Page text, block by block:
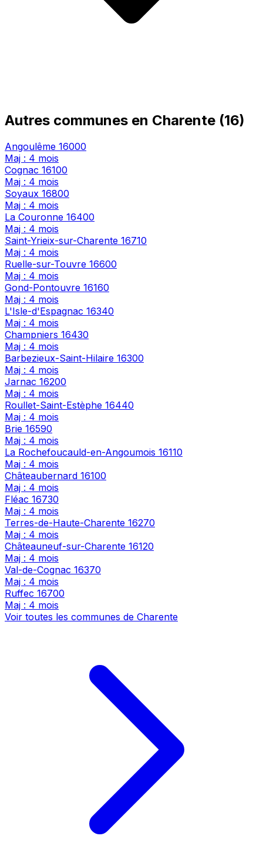
Autres communes en Charente (16)
Angoulême 16000
Maj : 4 mois
Cognac 16100
Maj : 4 mois
Soyaux 16800
Maj : 4 mois
La Couronne 16400
Maj : 4 mois
Saint-Yrieix-sur-Charente 16710
Maj : 4 mois
Ruelle-sur-Touvre 16600
Maj : 4 mois
Gond-Pontouvre 16160
Maj : 4 mois
L'Isle-d'Espagnac 16340
Maj : 4 mois
Champniers 16430
Maj : 4 mois
Barbezieux-Saint-Hilaire 16300
Maj : 4 mois
Jarnac 16200
Maj : 4 mois
Roullet-Saint-Estèphe 16440
Maj : 4 mois
Brie 16590
Maj : 4 mois
La Rochefoucauld-en-Angoumois 16110
Maj : 4 mois
Châteaubernard 16100
Maj : 4 mois
Fléac 16730
Maj : 4 mois
Terres-de-Haute-Charente 16270
Maj : 4 mois
Châteauneuf-sur-Charente 16120
Maj : 4 mois
Val-de-Cognac 16370
Maj : 4 mois
Ruffec 16700
Maj : 4 mois
Voir toutes les communes de Charente